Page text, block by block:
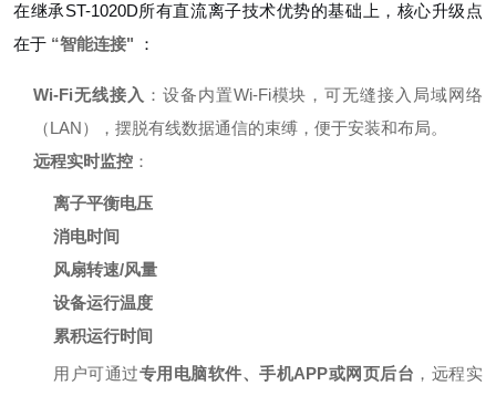
在继承ST-1020D所有直流离子技术优势的基础上，核心升级点
在于 “智能连接" ：
Wi-Fi无线接入 ：设备内置Wi-Fi模块，可无缝接入局域网络
（LAN），摆脱有线数据通信的束缚，便于安装和布局。
远程实时监控 ：
离子平衡电压
消电时间
风扇转速/风量
设备运行温度
累积运行时间
用户可通过专用电脑软件、手机APP或网页后台 ，远程实